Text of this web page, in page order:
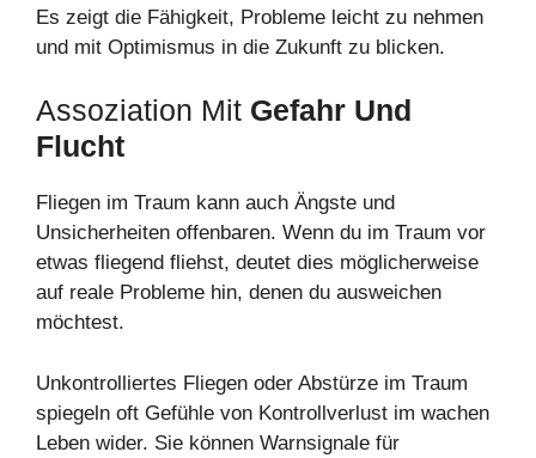
Es zeigt die Fähigkeit, Probleme leicht zu nehmen
und mit Optimismus in die Zukunft zu blicken.
Assoziation Mit Gefahr Und
Flucht
Fliegen im Traum kann auch Ängste und
Unsicherheiten offenbaren. Wenn du im Traum vor
etwas fliegend fliehst, deutet dies möglicherweise
auf reale Probleme hin, denen du ausweichen
möchtest.
Unkontrolliertes Fliegen oder Abstürze im Traum
spiegeln oft Gefühle von Kontrollverlust im wachen
Leben wider. Sie können Warnsignale für